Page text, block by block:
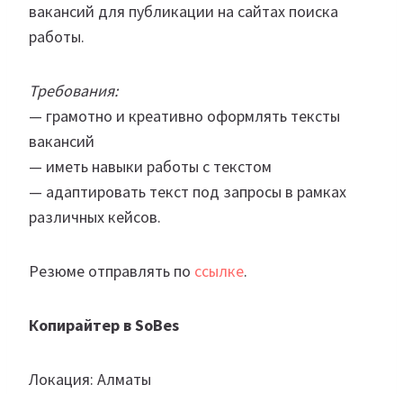
вакансий для публикации на сайтах поиска
работы.
Требования:
— грамотно и креативно оформлять тексты
вакансий
— иметь навыки работы с текстом
— адаптировать текст под запросы в рамках
различных кейсов.
Резюме отправлять по ссылке.
Копирайтер в SoBes
Локация: Алматы